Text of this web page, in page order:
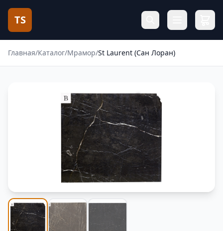
TS
Главная/Каталог/Мрамор/St Laurent (Сан Лоран)
Фотогалерея